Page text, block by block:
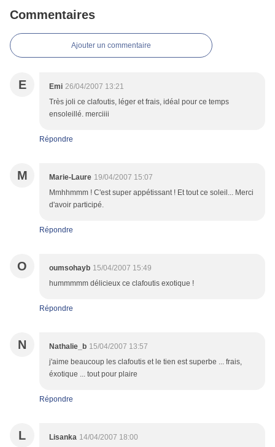
Commentaires
Ajouter un commentaire
E Emi 26/04/2007 13:21
Très joli ce clafoutis, léger et frais, idéal pour ce temps
ensoleillé. merciiii
Répondre
M Marie-Laure 19/04/2007 15:07
Mmhhmmm ! C'est super appétissant ! Et tout ce soleil... Merci
d'avoir participé.
Répondre
O oumsohayb 15/04/2007 15:49
hummmmm délicieux ce clafoutis exotique !
Répondre
N Nathalie_b 15/04/2007 13:57
j'aime beaucoup les clafoutis et le tien est superbe ... frais,
éxotique ... tout pour plaire
Répondre
L Lisanka 14/04/2007 18:00